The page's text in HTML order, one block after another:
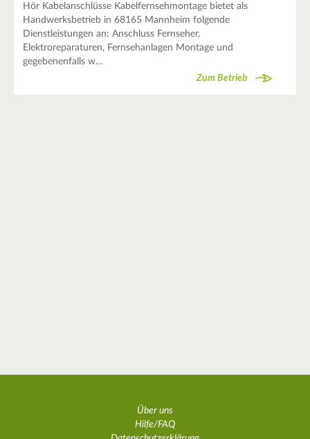
Hör Kabelanschlüsse Kabelfernsehmontage bietet als
Handwerksbetrieb in 68165 Mannheim folgende
Dienstleistungen an: Anschluss Fernseher,
Elektroreparaturen, Fernsehanlagen Montage und
gegebenenfalls w…
Zum Betrieb
Über uns
Hilfe/FAQ